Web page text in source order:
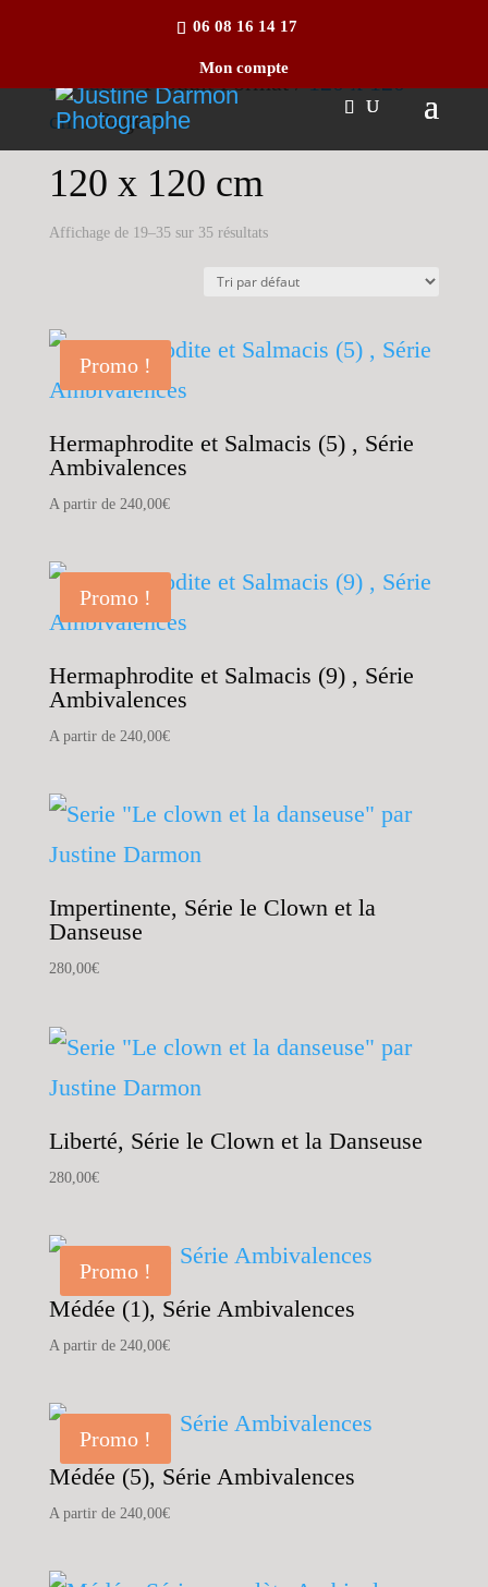
06 08 16 14 17
Mon compte
Accueil/ Produit Format /120 x 120
cm/ Page 2
120 x 120 cm
Affichage de 19–35 sur 35 résultats
Promo !
Hermaphrodite et Salmacis (5) , Série
Ambivalences
A partir de 240,00€
Promo !
Hermaphrodite et Salmacis (9) , Série
Ambivalences
A partir de 240,00€
Impertinente, Série le Clown et la
Danseuse
280,00€
Liberté, Série le Clown et la Danseuse
280,00€
Promo !
Médée (1), Série Ambivalences
A partir de 240,00€
Promo !
Médée (5), Série Ambivalences
A partir de 240,00€